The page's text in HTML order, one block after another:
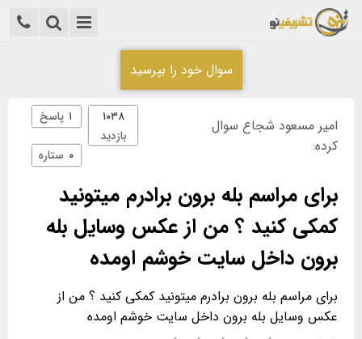
سوال خود را بپرسید
امیر مسعود شجاع سوال
کرده:
۱ پاسخ
۱۰۳۸
بازدید
۰ ستاره
برای مراسم بله برون برادرم میتونید
کمکی کنید ؟ من از عکس وسایل بله
برون داخل سایت خوشم اومده
برای مراسم بله برون برادرم میتونید کمکی کنید ؟ من از
عکس وسایل بله برون داخل سایت خوشم اومده